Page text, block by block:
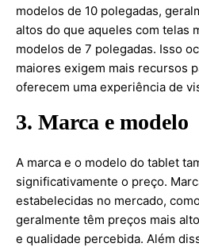
modelos de 10 polegadas,
altos do que aqueles com telas
modelos de 7 polegadas. Isso
maiores exigem mais recursos
oferecem uma experiência de
3. Marca e modelo
A marca e o modelo do tablet
significativamente o preço.
estabelecidas no mercado,
geralmente têm preços mais
e qualidade percebida. Além